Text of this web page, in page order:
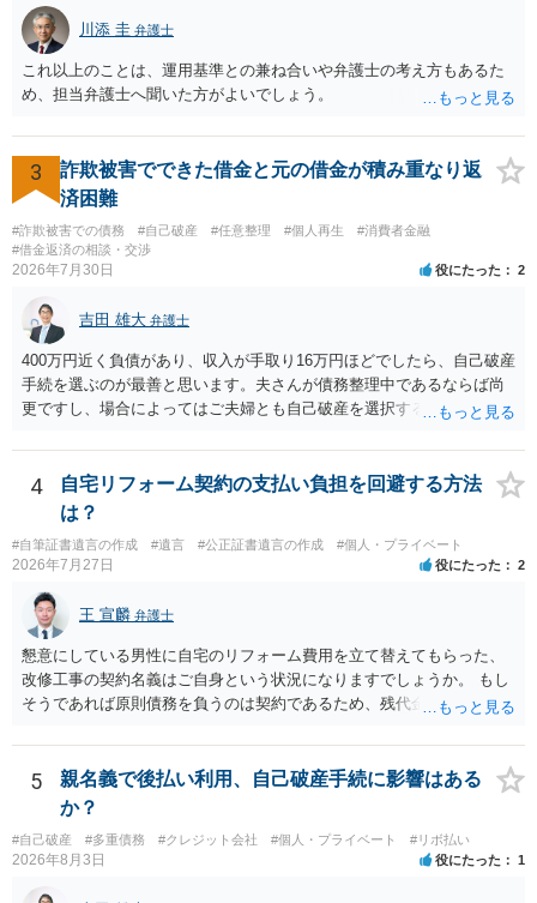
川添 圭 弁護士
これ以上のことは、運用基準との兼ね合いや弁護士の考え方もあるた
め、担当弁護士へ聞いた方がよいでしょう。
3
詐欺被害でできた借金と元の借金が積み重なり返
済困難
#詐欺被害での債務 #自己破産 #任意整理 #個人再生
#消費者金融
#借金返済の相談・交渉
2026年7月30日 役にたった 2
吉田 雄大 弁護士
400万円近く負債があり、収入が手取り16万円ほどでしたら、自己破産
手続を選ぶのが最善と思います。夫さんが債務整理中であるならば尚
更ですし、場合によってはご夫婦とも自己破産を選択する方法もある
4
自宅リフォーム契約の支払い負担を回避する方法
は？
#自筆証書遺言の作成 #遺言 #公正証書遺言の作成 #個人・プライベート
2026年7月27日 役にたった 2
王 宣麟 弁護士
懇意にしている男性に自宅のリフォーム費用を立て替えてもらった、
改修工事の契約名義はご自身という状況になりますでしょうか。 もし
そうであれば原則債務を負うのは契約であるため、残代金を捻出して
ます。 入籍した場合でも、原則契約者が単独で全ての債務を負うこと
には変わりがありません。 なかなか対応に難しい案件であり、公開の
場でアドバイスを行うのも限界があるように思われますので、資料等
を持参のうえ個別に弁護士に相談されることをお勧めします。
5
親名義で後払い利用、自己破産手続に影響はある
か？
#自己破産 #多重債務 #クレジット会社 #個人・プライベート #リボ払い
2026年8月3日 役にたった 1